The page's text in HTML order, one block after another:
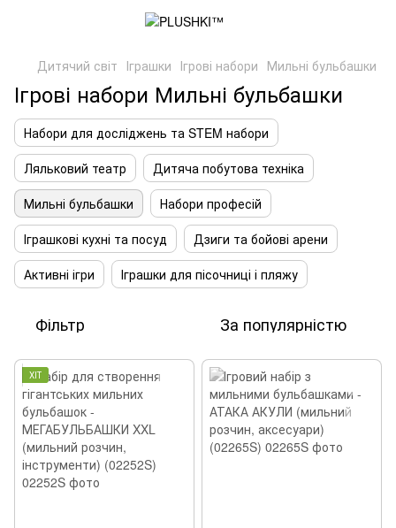
Дитячий світ Іграшки Ігрові набори Мильні бульбашки
Ігрові набори Мильні бульбашки
Набори для досліджень та STEM набори
Ляльковий театр
Дитяча побутова техніка
Мильні бульбашки
Набори професій
Іграшкові кухні та посуд
Дзиги та бойові арени
Активні ігри
Іграшки для пісочниці і пляжу
Фільтр За популярністю
ХІТ